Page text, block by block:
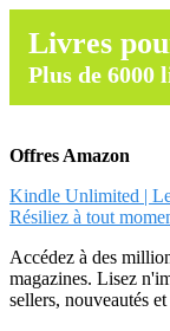
Livres
Plus de 6000
Offres Amazon
Kindle Unlimited |
Résiliez à tout
Accédez à des
magazines. Lisez
sellers, nouveautés